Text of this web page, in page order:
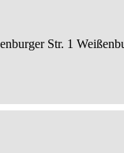
Str. 1